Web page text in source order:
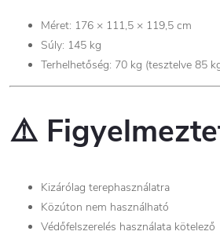
Méret: 176 × 111,5 × 119,5 cm
Súly: 145 kg
Terhelhetőség: 70 kg (tesztelve 85
⚠️
Kizárólag terephasználatra
Közúton nem használható
Védőfelszerelés használata kötelező